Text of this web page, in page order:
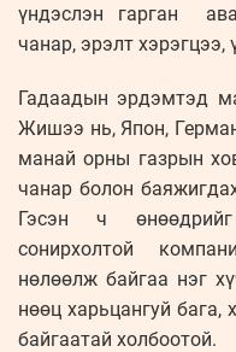
үндэслэн гарган
чанар, эрэлт хэрэгцээ,
Гадаадын эрдэмтэд
Жишээ нь, Япон,
манай орны газрын
чанар болон
Гэсэн ч
сонирхолтой
нөлөөлж байгаа нэг
нөөц харьцангуй бага,
байгаатай холбоотой.